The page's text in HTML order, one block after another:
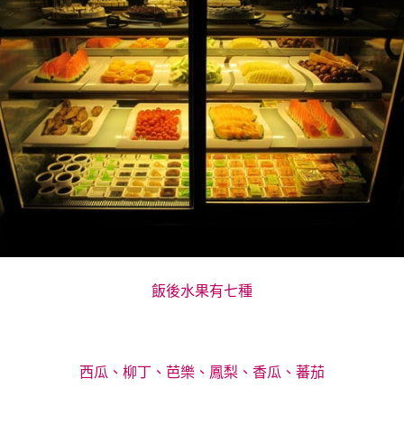
飯後水果有七種
西瓜、柳丁、芭樂、鳳梨、香瓜、蕃茄